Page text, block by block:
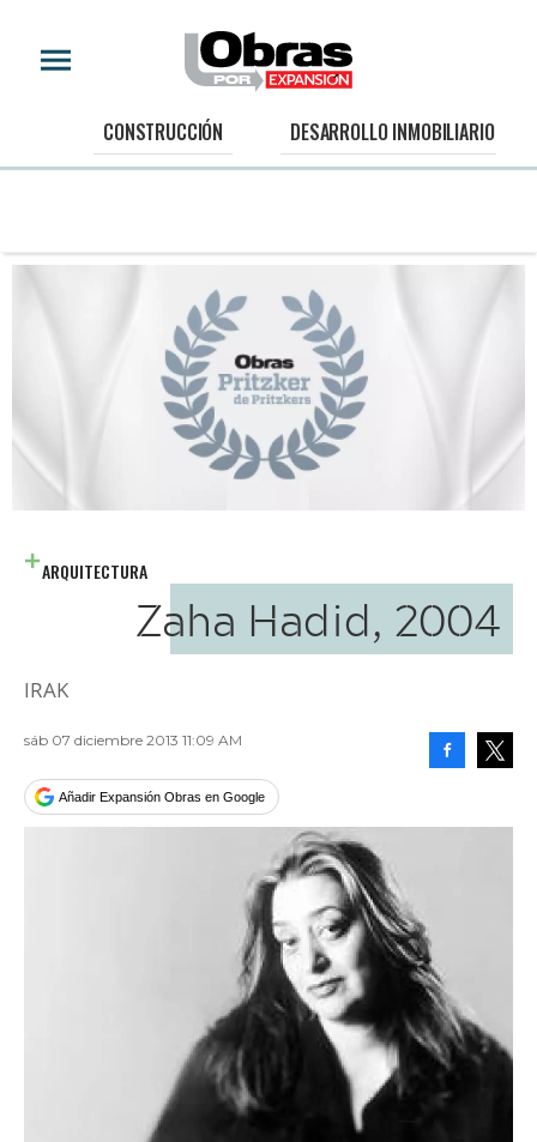
CONSTRUCCIÓN DESARROLLO INMOBILIARIO
ARQUITECTURA
Zaha Hadid, 2004
IRAK
sáb 07 diciembre 2013 11:09 AM
Añadir Expansión Obras en Google